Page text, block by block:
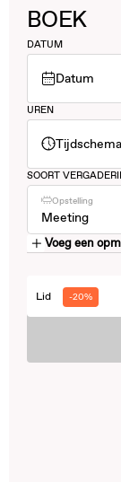
BOEK
DATUM
Datum
UREN
Tijdschema
SOORT
Opstelling
Meeting
Voeg een
Lid -20%